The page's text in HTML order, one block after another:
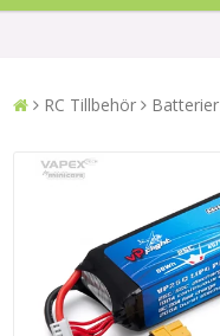
RC Tillbehör Batterier